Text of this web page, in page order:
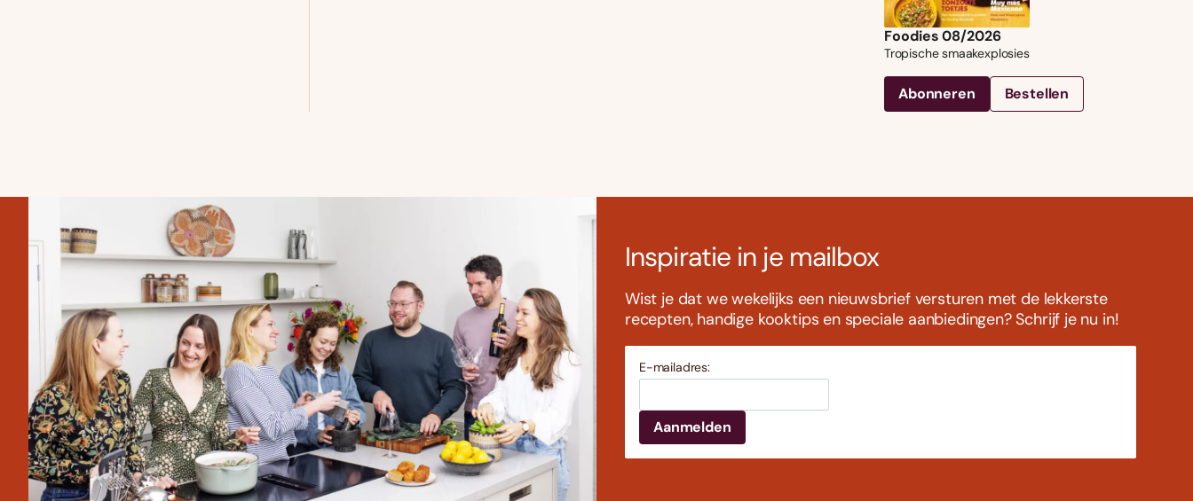
Foodies 08/2026
Tropische smaakexplosies
Abonneren Bestellen
Inspiratie in je mailbox
Wist je dat we wekelijks een nieuwsbrief versturen met de lekkerste
recepten, handige kooktips en speciale aanbiedingen? Schrijf je nu in!
E-mailadres: